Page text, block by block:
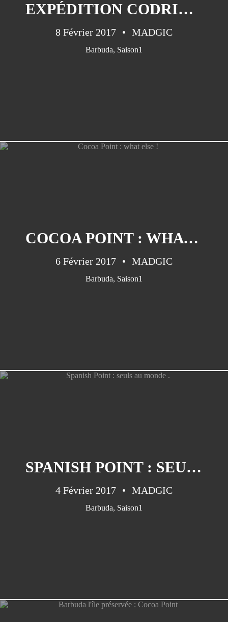
EXPÉDITION CODRINGTON
8 Février 2017 MADGIC
Barbuda, Saison1
COCOA POINT : WHAT ELSE !
6 Février 2017 MADGIC
Barbuda, Saison1
SPANISH POINT : SEULS AU MONDE .
4 Février 2017 MADGIC
Barbuda, Saison1